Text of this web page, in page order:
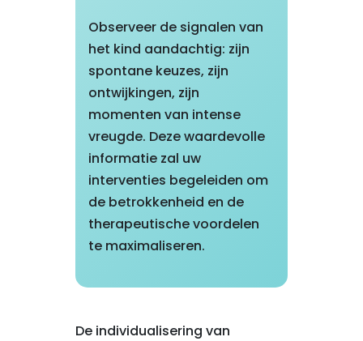
Observeer de signalen van
het kind aandachtig: zijn
spontane keuzes, zijn
ontwijkingen, zijn
momenten van intense
vreugde. Deze waardevolle
informatie zal uw
interventies begeleiden om
de betrokkenheid en de
therapeutische voordelen
te maximaliseren.
De individualisering van